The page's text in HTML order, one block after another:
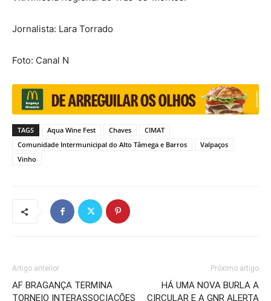
Jornalista: Lara Torrado
Foto: Canal N
TAGS Aqua Wine Fest Chaves
CIMAT
Comunidade Intermunicipal do Alto Tâmega e Barros
Valpaços
Vinho
Artigo anterior
AF BRAGANÇA TERMINA
TORNEIO INTERASSOCIAÇÕES
Próximo artigo
HÁ UMA NOVA BURLA A
CIRCULAR E A GNR ALERTA